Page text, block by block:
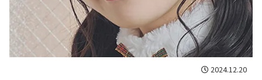
2024.12.20